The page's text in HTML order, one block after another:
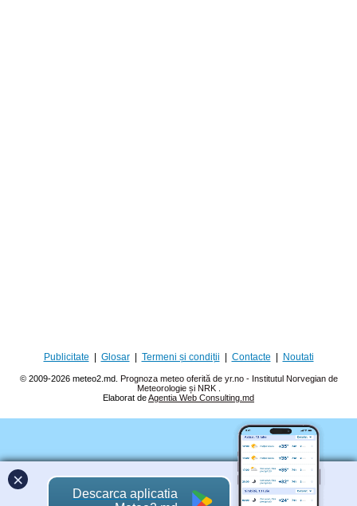
Publicitate Glosar| Termeni și condiții Contacte Noutati
© 2009-2026 meteo2.md. Prognoza meteo oferită de yr.no - Institutul Norvegian de
Meteorologie și NRK
Elaborat deAgentia Web Consulting.md